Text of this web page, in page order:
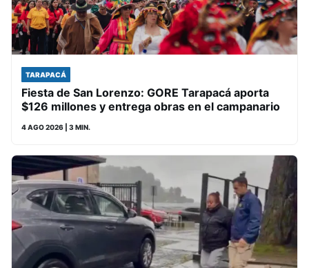
TARAPACÁ
Fiesta de San Lorenzo: GORE Tarapacá aporta
$126 millones y entrega obras en el campanario
4 AGO 2026 | 3 MIN.